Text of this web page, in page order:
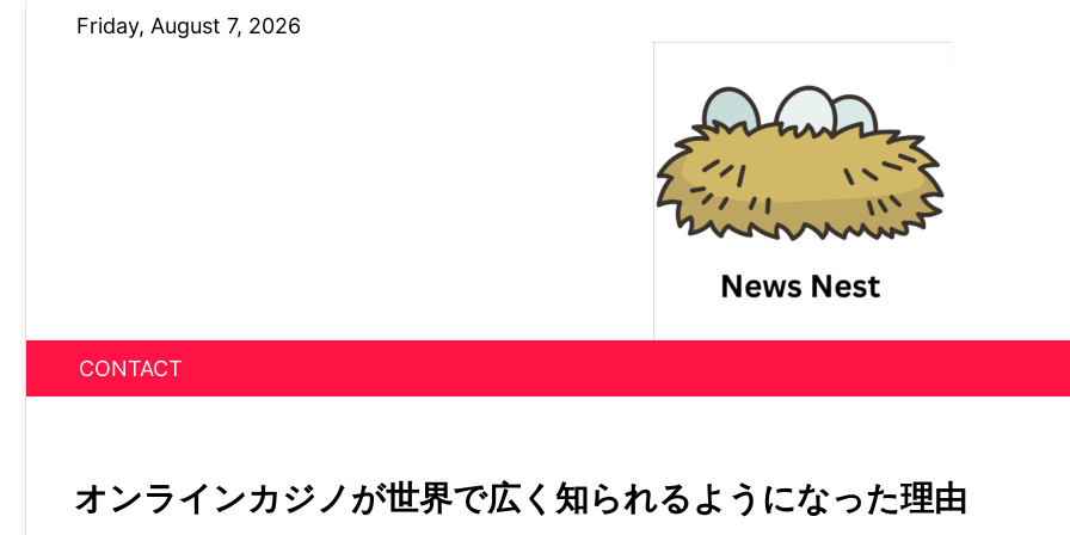
Friday, August 7, 2026
News Nest
CONTACT
オンラインカジノが世界で広く知られるようになった理由